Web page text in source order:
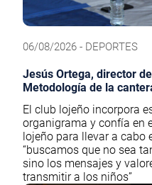
06/08/2026 - DEPORTES
Jesús Ortega, director
Metodología de la
El club lojeño incorpora
organigrama y confía en
lojeño para llevar a cabo
“buscamos que no sea
sino los mensajes y
transmitir a los niños”